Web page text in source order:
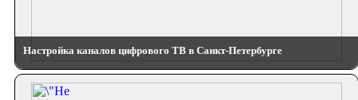
Настройка каналов цифрового ТВ в Санкт-Петербурге